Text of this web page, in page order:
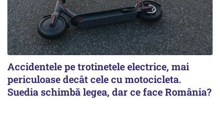
Accidentele pe trotinetele electrice, mai
periculoase decât cele cu motocicleta.
Suedia schimbă legea, dar ce face România?